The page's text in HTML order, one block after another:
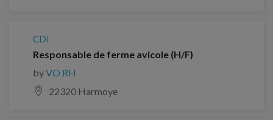
CDI
Responsable de ferme avicole (H/F)
byVO RH
22320 Harmoye